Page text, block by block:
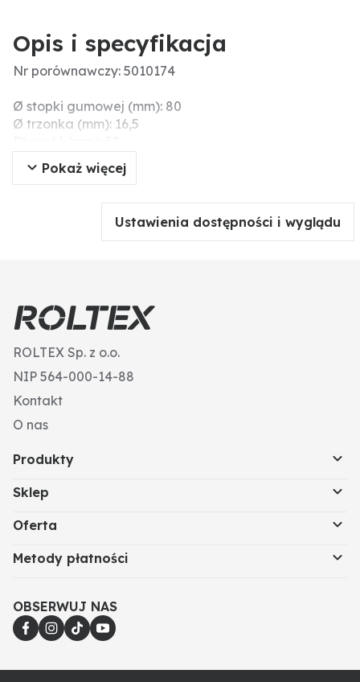
Opis i specyfikacja
Nr porównawczy: 5010174
Ø stopki gumowej (mm): 80
Ø trzonka (mm): 16,5
Opak. zbiorcze: 10
Pokaż więcej
Ustawienia dostępności i wyglądu
ROLTEX Sp. z o.o.
NIP 564-000-14-88
Kontakt
O nas
Produkty
Sklep
Oferta
Metody płatności
OBSERWUJ NAS